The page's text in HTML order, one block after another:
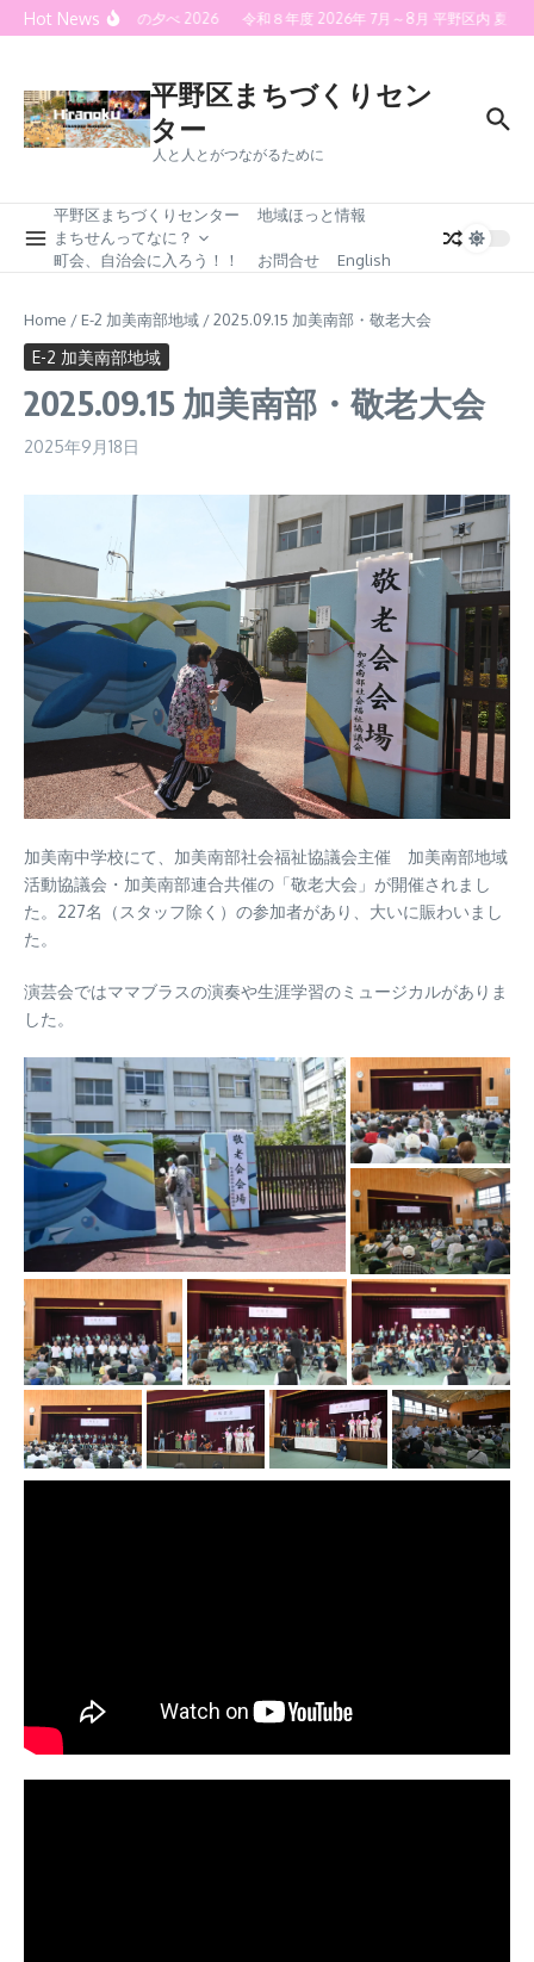
Skip to content
Hot News喜連灯火の夕べ 2026 令和８年度 2026年 7月～8月 平野区内 夏祭
平野区まちづくりセン
ター
人と人とがつながるために
平野区まちづくりセンター
地域ほっと情報
まちせんってなに？
町会、自治会に入ろう！！
お問合せ English
Home / E-2 加美南部地域 /2025.09.15 加美南部・敬老大会
E-2 加美南部地域
2025.09.15 加美南部・敬老大会
2025年9月18日
加美南中学校にて、加美南部社会福祉協議会主催 加美南部地域
活動協議会・加美南部連合共催の「敬老大会」が開催されまし
た。227名（スタッフ除く）の参加者があり、大いに賑わいまし
た。
演芸会ではママブラスの演奏や生涯学習のミュージカルがありま
した。